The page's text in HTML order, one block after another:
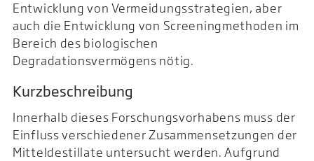
Entwicklung von Vermeidungsstrategien, aber
auch die Entwicklung von Screeningmethoden im
Bereich des biologischen
Degradationsvermögens nötig.
Kurzbeschreibung
Innerhalb dieses Forschungsvorhabens muss der
Einfluss verschiedener Zusammensetzungen der
Mitteldestillate untersucht werden. Aufgrund